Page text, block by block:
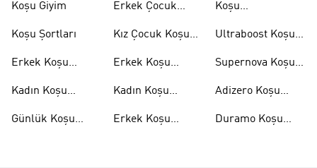
Koşu Giyim
Koşu Şortları
Erkek Koşu
Kadın Koşu
Günlük Koşu
Erkek Çocuk
Kız Çocuk Koşu
Erkek Koşu
Kadın Koşu
Erkek Koşu
Koşu
Ultraboost Koşu
Supernova Koşu
Adizero Koşu
Duramo Koşu